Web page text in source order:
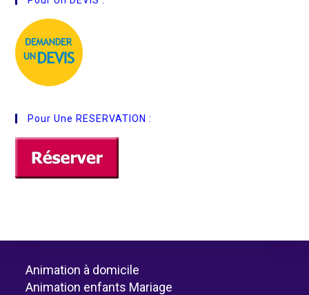
Pour Une RESERVATION :
Animation à domicile
Animation enfants Mariage